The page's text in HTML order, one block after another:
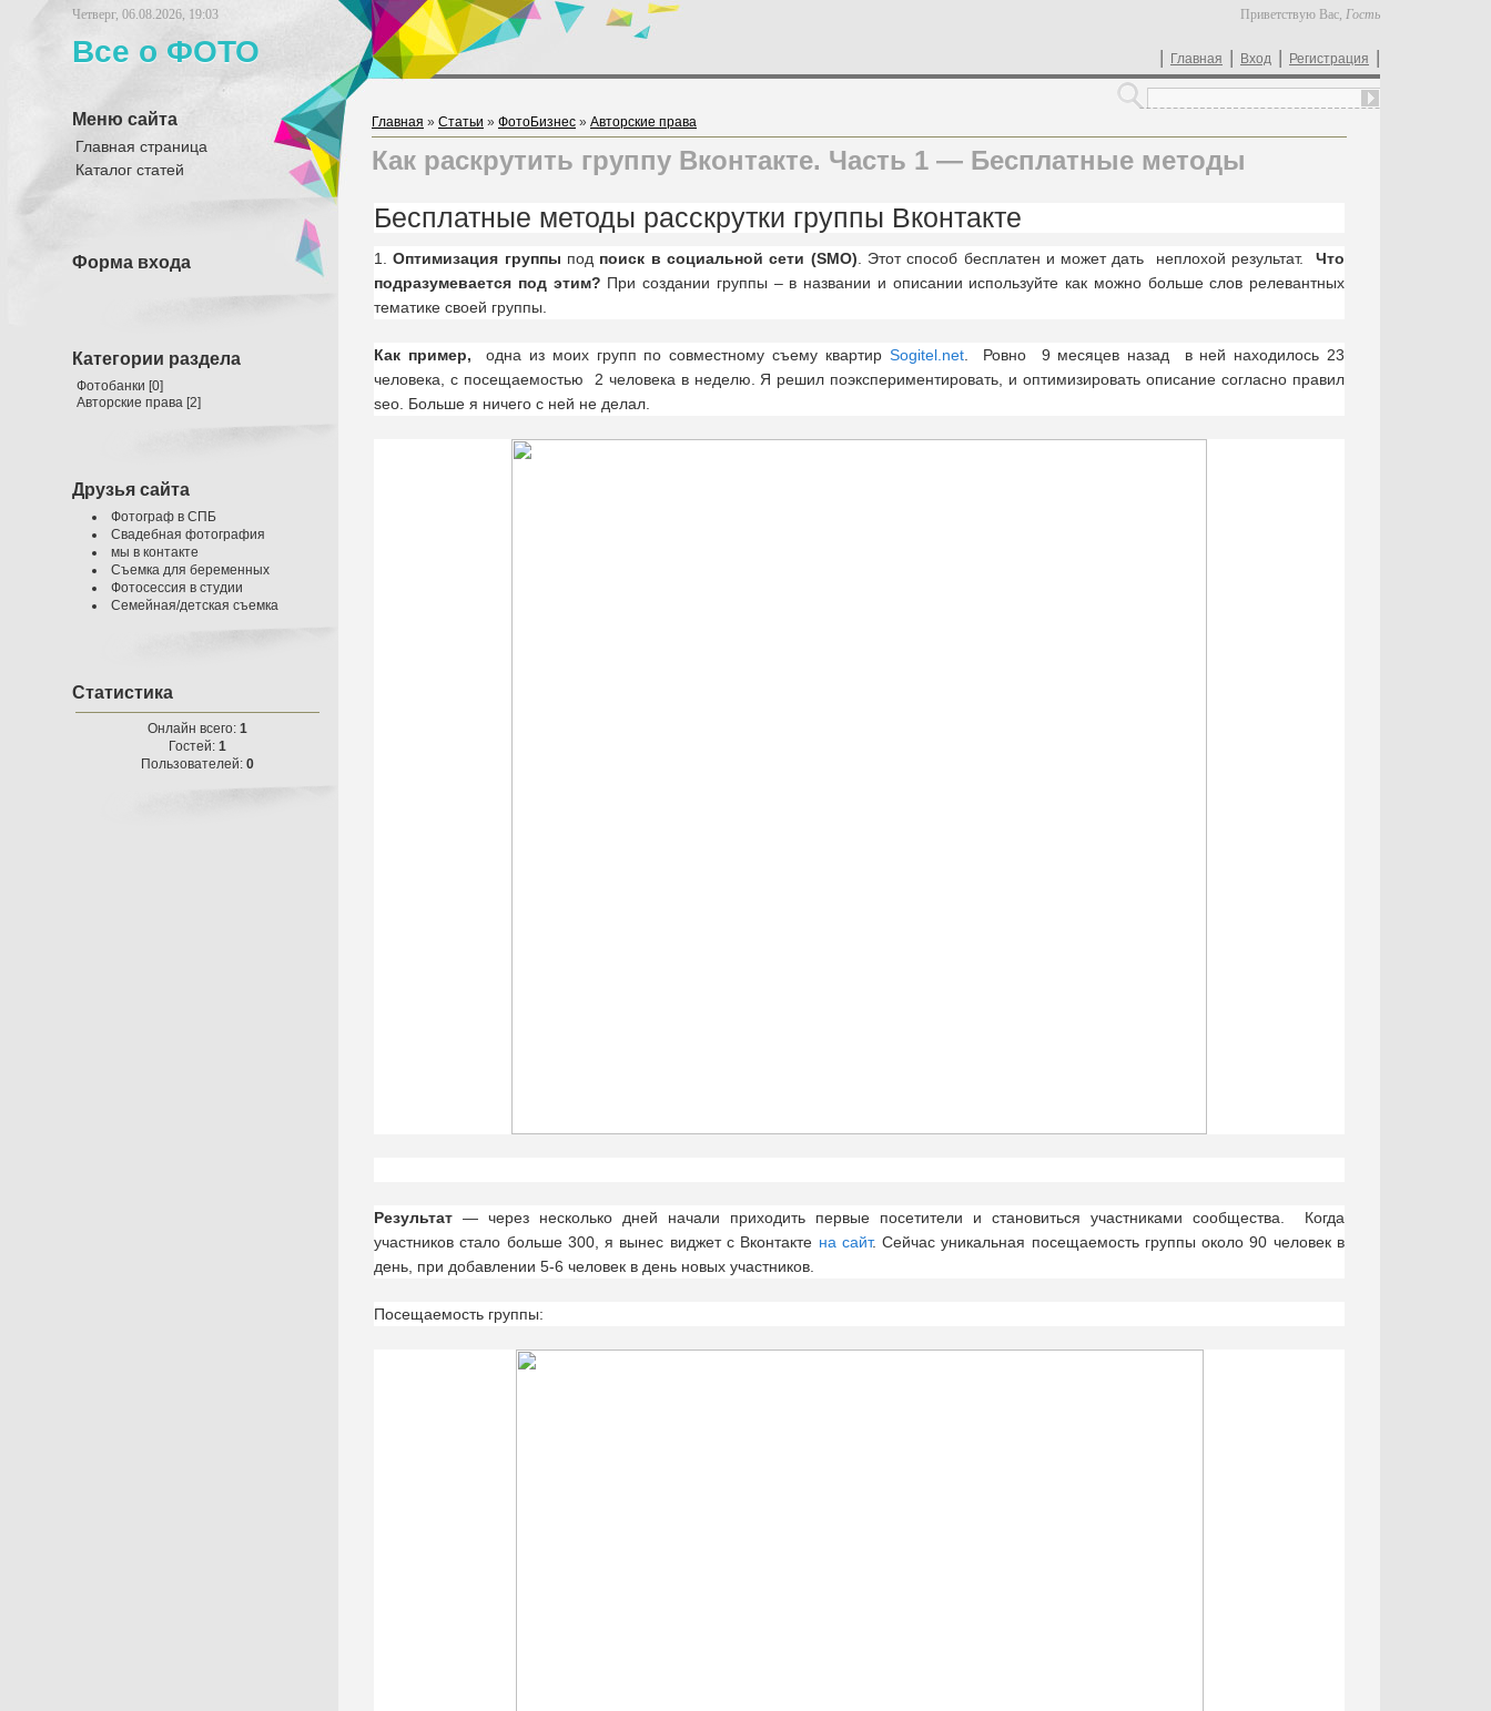
Четверг, 06.08.2026, 19:03 Приветствую Вас, Гость
Все о ФОТО | Главная | Вход | Регистрация |
Меню сайта
Главная страница
Каталог статей
Форма входа
Категории раздела
Фотобанки [0]
Авторские права [2]
Друзья сайта
Фотограф в СПБ
Свадебная фотография
мы в контакте
Съемка для беременных
Фотосессия в студии
Семейная/детская съемка
Статистика
Онлайн всего: 1
Гостей: 1
Пользователей: 0
Главная » Статьи » ФотоБизнес » Авторские права
Как раскрутить группу Вконтакте. Часть 1 — Бесплатные методы
Бесплатные методы расскрутки группы Вконтакте
1.Оптимизация группы под поиск в социальной сети (SMO) . Этот способ бесплатен и может дать неплохой результат.Что
подразумевается под этим? При создании группы – в названии и описании используйте как можно больше слов релевантных
тематике своей группы.
Как пример, одна из моих групп по совместному съему квартир Sogitel.net. Ровно 9 месяцев назад в ней находилось 23
человека, с посещаемостью 2 человека в неделю. Я решил поэкспериментировать, и оптимизировать описание согласно правил
sео. Больше я ничего с ней не делал.
Результат — через несколько дней начали приходить первые посетители и становиться участниками сообщества. Когда
участников стало больше 300, я вынес виджет с Вконтакте на сайт. Сейчас уникальная посещаемость группы около 90 человек в
день, при добавлении 5-6 человек в день новых участников.
Посещаемость группы: